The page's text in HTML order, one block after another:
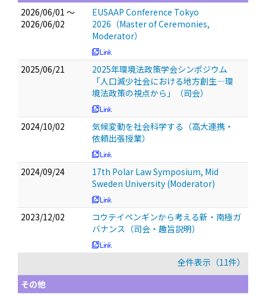
2026/06/01 ～
2026/06/02
EUSAAP Conference Tokyo
2026（Master of Ceremonies,
Moderator）
2025/06/21
2025年環境法政策学会シンポジウム
「人口減少社会における地方創生―環
境法政策の視点から」（司会）
2024/10/02
気候変動を社会科学する（高大連携・
依頼出張授業）
2024/09/24
17th Polar Law Symposium, Mid
Sweden University (Moderator)
2023/12/02
コウテイペンギンから考える新・南極ガ
バナンス（司会・趣旨説明）
全件表示（11件）
その他